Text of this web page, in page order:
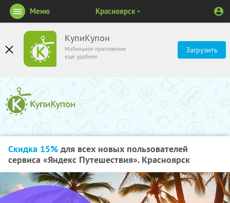
КупиКупон
Мобильное приложение
ещё удобнее
Загрузить
Меню Красноярск
Скидка 15% для всех новых пользователей
сервиса «Яндекс Путешествия». Красноярск